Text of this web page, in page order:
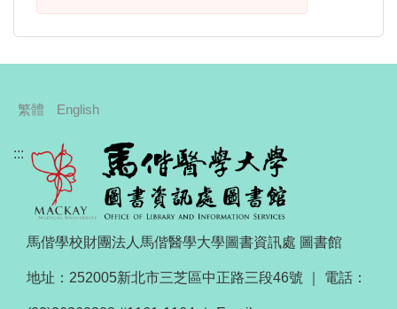
繁體 English
:::
馬偕學校財團法人馬偕醫學大學圖書資訊處 圖書館
地址：252005新北市三芝區中正路三段46號 ｜ 電話：